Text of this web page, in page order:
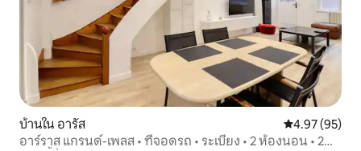
บ้านใน อารัส คะแนนเฉลี่ย
4.97 (95)
อาร์ราส แกรนด์-เพลส • ที่จอดรถ • ระเบียง • 2 ห้องนอน • 2